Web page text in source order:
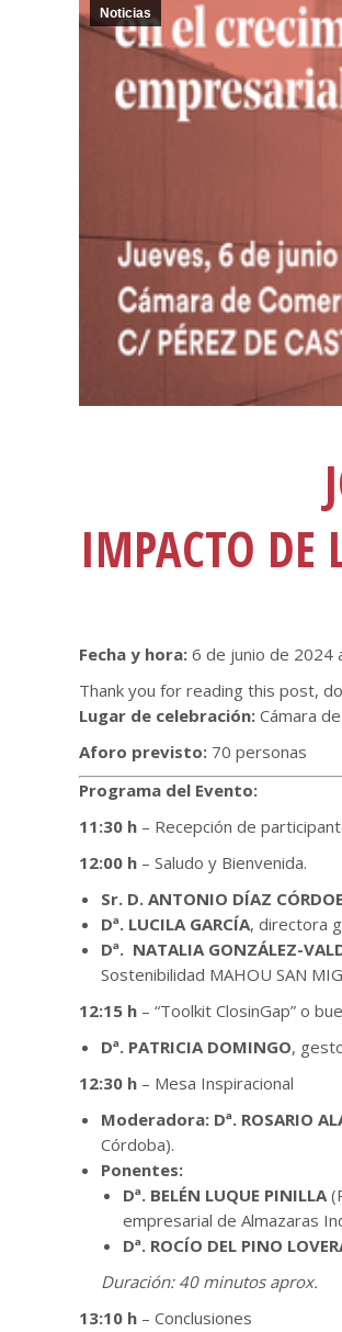
Noticias
IMPACTO DE
Fecha y hora: 6 de junio de 2024
Thank you for reading this post,
Lugar de celebración: Cámara
Aforo previsto: 70 personas
Programa del Evento:
11:30 h – Recepción de
12:00 h – Saludo y Bienvenida.
Sr. D. ANTONIO DÍAZ
Dª. LUCILA GARCÍA, directora
Dª. NATALIA GONZÁLEZ-
Sostenibilidad MAHOU SAN
12:15 h – “Toolkit ClosinGap” o
Dª. PATRICIA DOMINGO,
12:30 h – Mesa Inspiracional
Moderadora: Dª. ROSARIO
Córdoba).
Ponentes:
Dª. BELÉN LUQUE PINILLA
empresarial de Almazaras
Dª. ROCÍO DEL PINO
Duración: 40 minutos aprox.
13:10 h – Conclusiones